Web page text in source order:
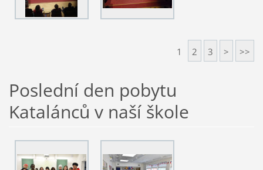
1 2 3 > >>
Poslední den pobytu
Katalánců v naší škole